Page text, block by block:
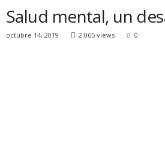
Salud mental, un
octubre 14, 2019 2.065 views 0